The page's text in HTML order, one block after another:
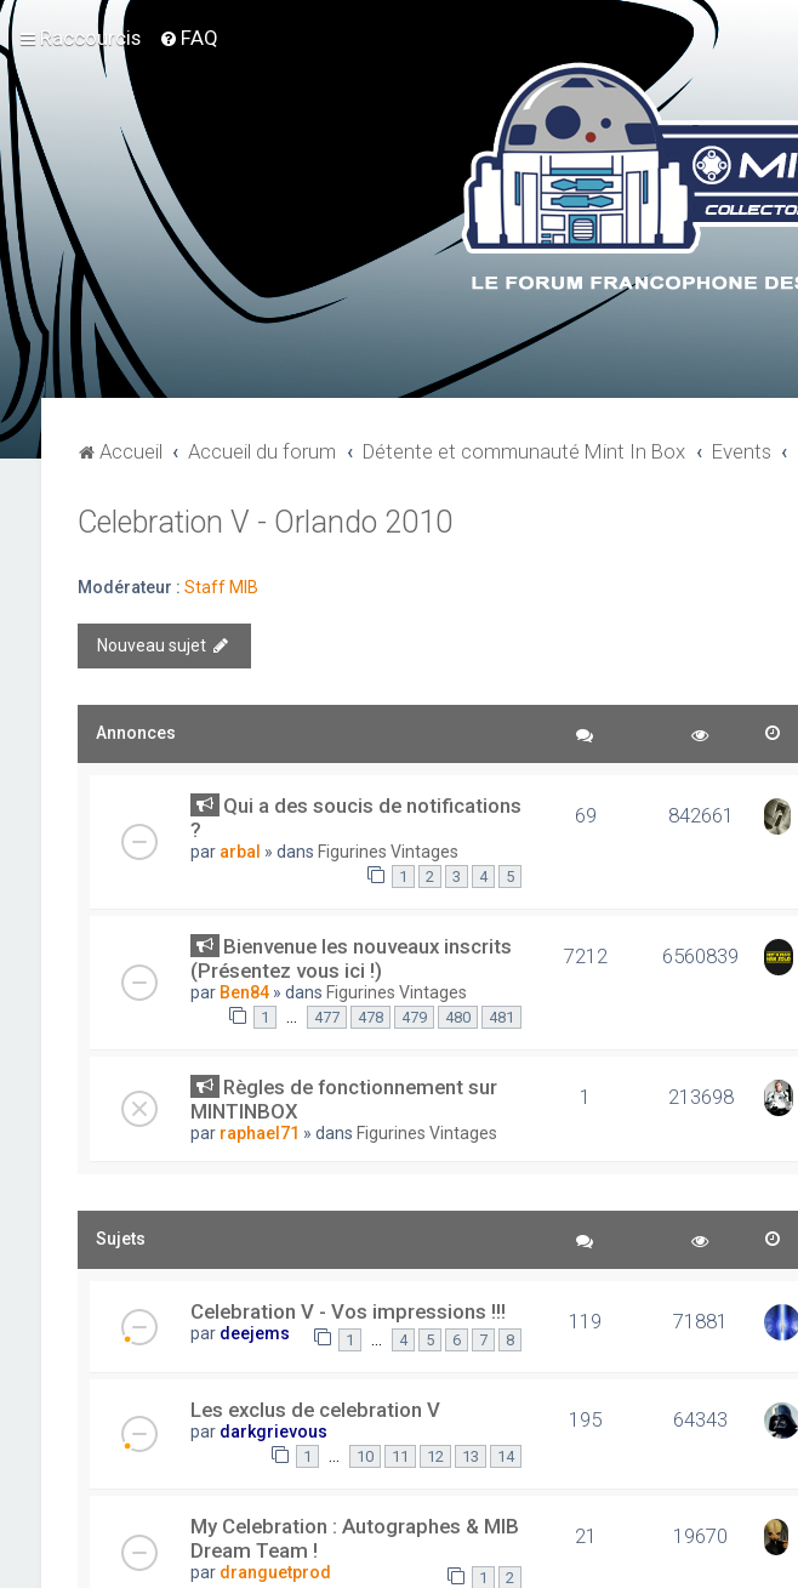
Raccourcis FAQ
Accueil Accueil du forum Détente et communauté Mint In Box Events
Celebration V - Orlando 2010
Modérateur : Staff MIB
Nouveau sujet
Annonces
Qui a des soucis de notifications
?
par arbal » dans Figurines Vintages
1 2 3 4 5
69 842661
Bienvenue les nouveaux inscrits
(Présentez vous ici !)
par Ben84 » dans Figurines Vintages
1 … 477 478 479 480 481
7212 6560839
Règles de fonctionnement sur
MINTINBOX
par raphael71 » dans Figurines Vintages
1 213698
Sujets
Celebration V - Vos impressions !!!
par deejems 1 4 5 6 7 8
119 71881
Les exclus de celebration V
par darkgrievous
1 10 11 12 13 14
195 64343
My Celebration : Autographes & MIB
Dream Team !
par dranguetprod 1 2
21 19670